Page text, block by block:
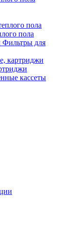
пола
Фильтры для
картриджи
кассеты